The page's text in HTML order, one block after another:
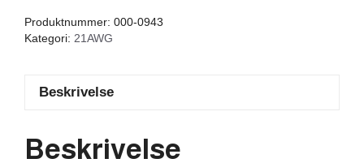
Produktnummer: 000-0943
Kategori: 21AWG
Beskrivelse
Beskrivelse